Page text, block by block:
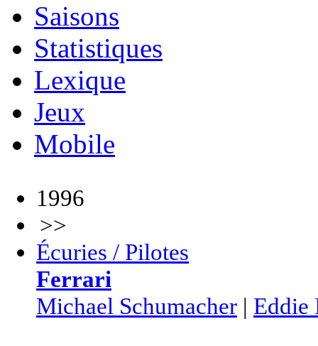
Saisons
Statistiques
Lexique
Jeux
Mobile
1996
>>
Écuries / Pilotes
Ferrari
Michael Schumacher | Eddie